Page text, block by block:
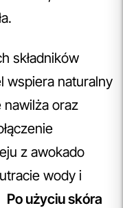
składników
wspiera naturalny
oraz
z awokado
wody i
Po użyciu skóra